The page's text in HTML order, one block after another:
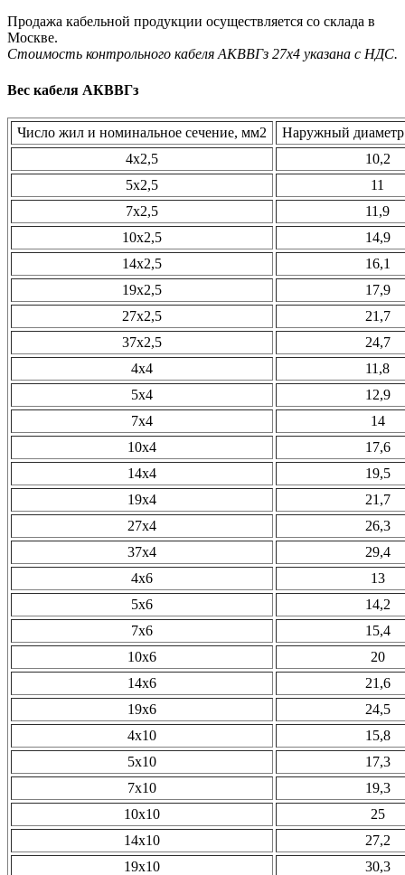
Продажа кабельной продукции осуществляется со склада в
Москве.
Стоимость контрольного кабеля AКВВГз 27х4 указана с НДС.
Вес кабеля АКВВГз
Число жил и номинальное сечение, мм2
Наружный диаметр
4х2,5
10,2
5х2,5
11
7х2,5
11,9
10х2,5
14,9
14х2,5
16,1
19х2,5
17,9
27х2,5
21,7
37х2,5
24,7
4х4
11,8
5х4
12,9
7х4
14
10х4
17,6
14х4
19,5
19х4
21,7
27х4
26,3
37х4
29,4
4х6
13
5х6
14,2
7х6
15,4
10х6
20
14х6
21,6
19х6
24,5
4х10
15,8
5х10
17,3
7х10
19,3
10х10
25
14х10
27,2
19х10
30,3